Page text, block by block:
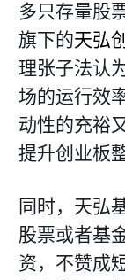
多只存量股
旗下的天弘
理张子法认
场的运行效
动性的充裕
提升创业板
同时，天弘
股票或者基
资，不赞成